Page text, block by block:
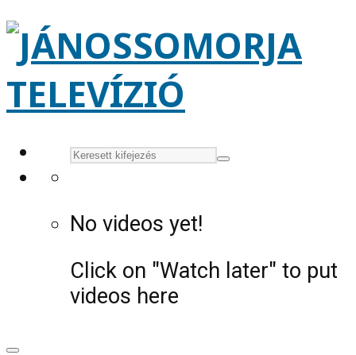
No videos yet!
Click on "Watch later" to put
videos here